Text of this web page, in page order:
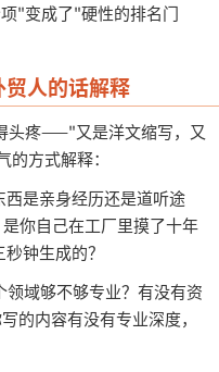
"变成了"硬性的排名门
人的话解释
头疼——"又是洋文缩写，又
方式解释：
西是亲身经历还是道听途
你自己在工厂里摸了十年
钟生成的？
领域够不够专业？有没有资
的内容有没有专业深度，